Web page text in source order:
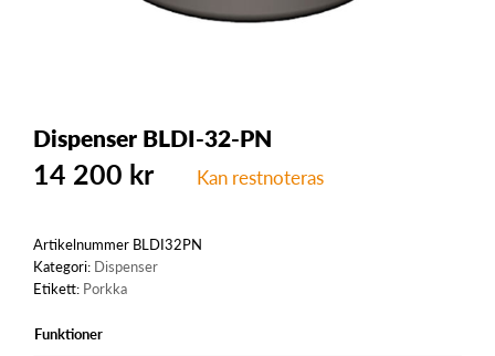
Dispenser BLDI-32-PN
14 200 kr Kan restnoteras
Artikelnummer BLDI32PN
Kategori: Dispenser
Etikett: Porkka
Funktioner